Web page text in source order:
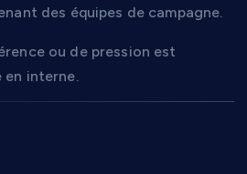
des équipes de campagne.
ou de pression est
en interne.